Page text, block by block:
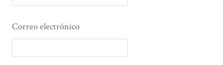
Correo electrónico